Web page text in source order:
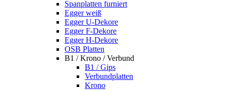
Spanplatten furniert
Egger weiß
Egger U-Dekore
Egger F-Dekore
Egger H-Dekore
OSB Platten
B1 / Krono / Verbund
B1 / Gips
Verbundplatten
Krono